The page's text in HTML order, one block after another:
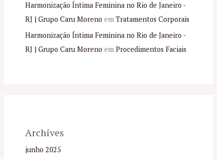
Harmonização Íntima Feminina no Rio de Janeiro -
RJ | Grupo Caru Moreno em Tratamentos Corporais
Harmonização Íntima Feminina no Rio de Janeiro -
RJ | Grupo Caru Moreno em Procedimentos Faciais
Archives
junho 2025